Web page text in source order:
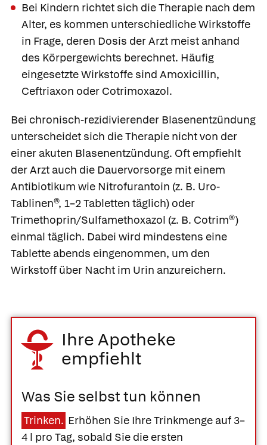
Bei Kindern richtet sich die Therapie nach dem
Alter, es kommen unterschiedliche Wirkstoffe
in Frage, deren Dosis der Arzt meist anhand
des Körpergewichts berechnet. Häufig
eingesetzte Wirkstoffe sind Amoxicillin,
Ceftriaxon oder Cotrimoxazol.
Bei chronisch-rezidivierender Blasenentzündung
unterscheidet sich die Therapie nicht von der
einer akuten Blasenentzündung. Oft empfiehlt
der Arzt auch die Dauervorsorge mit einem
Antibiotikum wie Nitrofurantoin (z. B. Uro-
Tablinen®, 1–2 Tabletten täglich) oder
Trimethoprin/Sulfamethoxazol (z. B. Cotrim®)
einmal täglich. Dabei wird mindestens eine
Tablette abends eingenommen, um den
Wirkstoff über Nacht im Urin anzureichern.
Ihre Apotheke
empfiehlt
Was Sie selbst tun können
Trinken. Erhöhen Sie Ihre Trinkmenge auf 3–
4 l pro Tag, sobald Sie die ersten